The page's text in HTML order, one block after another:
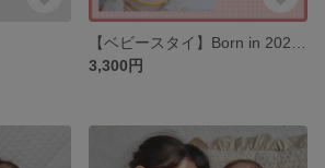
3,300円